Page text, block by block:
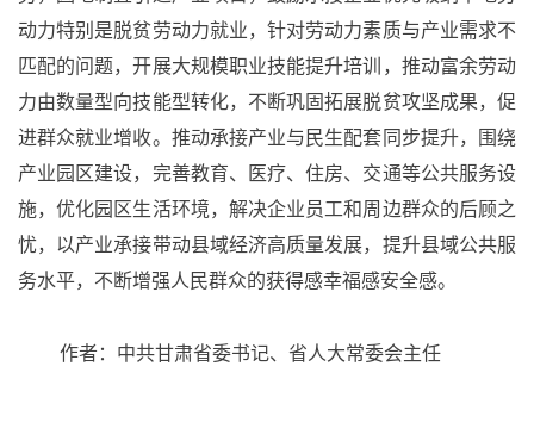
动力特别是脱贫劳动力就业，针对劳动力素质与产业需求不
匹配的问题，开展大规模职业技能提升培训，推动富余劳动
力由数量型向技能型转化，不断巩固拓展脱贫攻坚成果，促
进群众就业增收。推动承接产业与民生配套同步提升，围绕
产业园区建设，完善教育、医疗、住房、交通等公共服务设
施，优化园区生活环境，解决企业员工和周边群众的后顾之
忧，以产业承接带动县域经济高质量发展，提升县域公共服
务水平，不断增强人民群众的获得感幸福感安全感。
作者：中共甘肃省委书记、省人大常委会主任